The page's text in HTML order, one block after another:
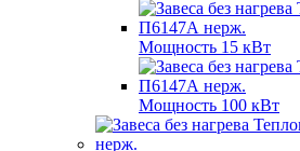
Мощность 15 кВт
Мощность 100 кВт